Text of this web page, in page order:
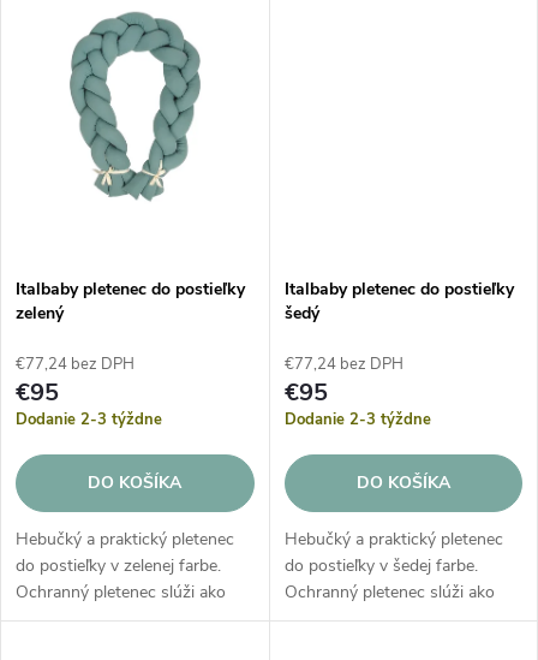
nárazom v postieľke.
Italbaby pletenec do postieľky
zelený
€77,24 bez DPH
€95
Dodanie 2-3 týždne
DO KOŠÍKA
Hebučký a praktický pletenec
do postieľky v zelenej farbe.
Ochranný pletenec slúži ako
mäkká redukcia, ktorá chráni
Italbaby pletenec do postieľky
šedý
€77,24 bez DPH
€95
Dodanie 2-3 týždne
DO KOŠÍKA
Hebučký a praktický pletenec
do postieľky v šedej farbe.
Ochranný pletenec slúži ako
mäkká redukcia, ktorá chráni